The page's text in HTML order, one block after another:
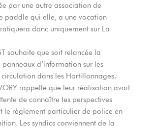
par une autre association de
paddle qui elle, a une vocation
donc uniquement sur La
souhaite que soit relancée la
d’information sur les
dans les Hortillonnages.
rappelle que leur réalisation avait
de connaître les perspectives
le règlement particulier de police en
Les syndics conviennent de la